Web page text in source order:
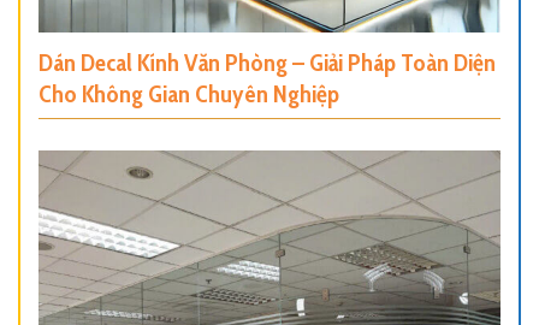
Dán Decal Kính Văn Phòng – Giải Pháp Toàn Diện
Cho Không Gian Chuyên Nghiệp